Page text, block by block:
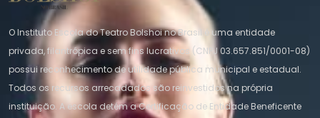
O Instituto Escola do Teatro Bolshoi no Brasil é uma entidade
privada, filantrópica e sem fins lucrativos (CNPJ 03.657.851/0001-08)
possui reconhecimento de utilidade pública municipal e estadual.
Todos os recursos arrecadados são reinvestidos na própria
instituição. A escola detém a Certificação de Entidade Beneficente